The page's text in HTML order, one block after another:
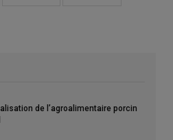
de l’agroalimentaire porcin